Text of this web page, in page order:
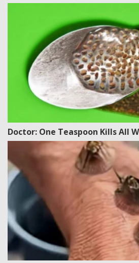
Doctor: One Teaspoon Kills All